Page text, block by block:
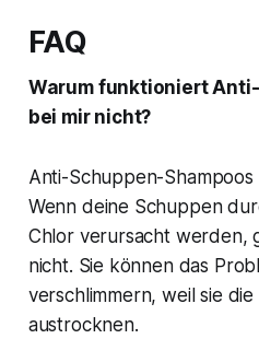
FAQ
Warum funktioniert
bei mir nicht?
Anti-Schuppen-
Wenn deine Schuppen
Chlor verursacht werden,
nicht. Sie können das
verschlimmern, weil sie
austrocknen.